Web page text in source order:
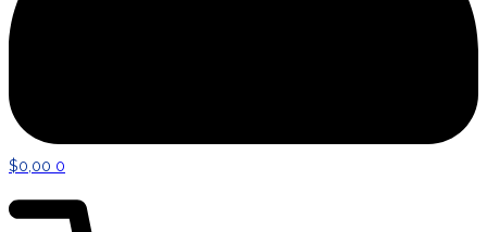
$0,00 0